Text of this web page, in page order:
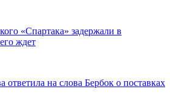
«Спартака» задержали в
ждет
ответила на слова Бербок о поставках